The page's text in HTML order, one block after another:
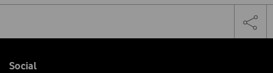
social
Facebook
Follow
Social